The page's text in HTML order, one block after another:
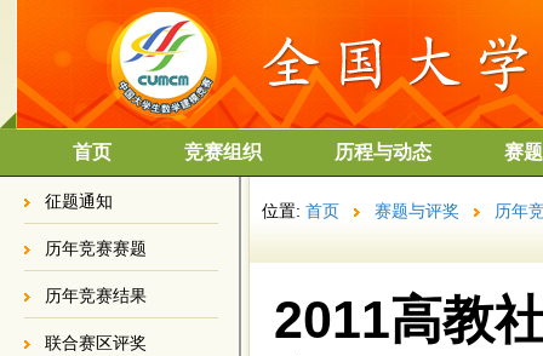
首页 竞赛组织 历程与动态 赛
征题通知
历年竞赛赛题
历年竞赛结果
联合赛区评奖
位置: 首页 赛题与评奖 历年
2011高教